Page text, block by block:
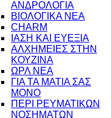
ΑΝΔΡΟΛΟΓΙΑ
ΒΙΟΛΟΓΙΚΑ ΝΕΑ
CHARM
ΙΑΣΗ ΚΑΙ ΕΥΕΞΙΑ
ΑΛΧΗΜΕΙΕΣ ΣΤΗΝ
ΚΟΥΖΙΝΑ
ΩΡΛ ΝEA
ΓΙΑ ΤΑ ΜΑΤΙΑ ΣΑΣ
ΜΟΝΟ
ΠΕΡΙ ΡΕΥΜΑΤΙΚΩΝ
ΝΟΣΗΜΑΤΩΝ